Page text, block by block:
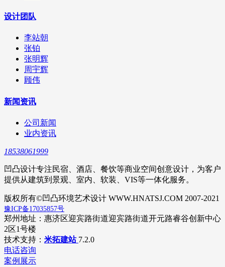
设计团队
李站朝
张铂
张明辉
周宇辉
顾伟
新闻资讯
公司新闻
业内资讯
18538061999
凹凸设计专注民宿、酒店、餐饮等商业空间创意设计，为客户
提供从建筑到景观、室内、软装、VIS等一体化服务。
版权所有©凹凸环境艺术设计 WWW.HNATSJ.COM 2007-2021
豫ICP备17035857号
郑州地址：惠济区迎宾路街道迎宾路街道开元路睿谷创新中心
2区1号楼
技术支持： 米拓建站 7.2.0
电话咨询
案例展示